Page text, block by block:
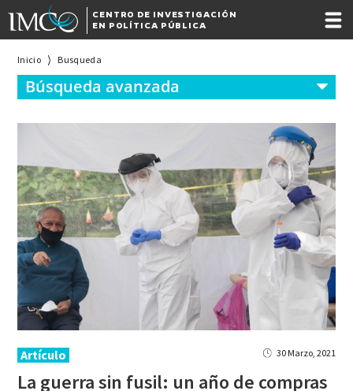
CENTRO DE INVESTIGACIÓN
EN POLÍTICA PÚBLICA
Inicio Busqueda
Búsqueda avanzada
Artículo 30 Marzo, 2021
La guerra sin fusil: un año de compras